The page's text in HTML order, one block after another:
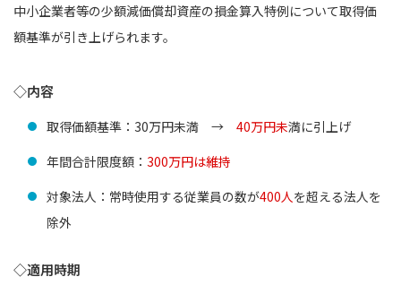
中小企業者等の少額減価償却資産の損金算入特例について取得価
額基準が引き上げられます。
◇内容
取得価額基準：30万円未満 → 40万円未満に引上げ
年間合計限度額： 300万円は維持
対象法人：常時使用する従業員の数が400人 を超える法人を
除外
◇適用時期